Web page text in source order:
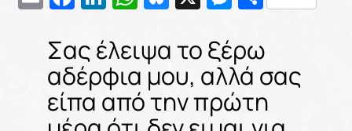
Σας έλειψα το ξέρω
αδέρφια μου, αλλά σας
είπα από την πρώτη